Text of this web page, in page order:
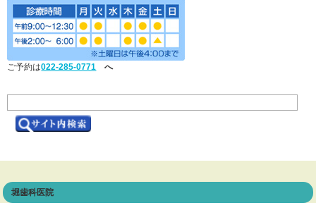
ご予約は022-285-0771 へ
堀歯科医院